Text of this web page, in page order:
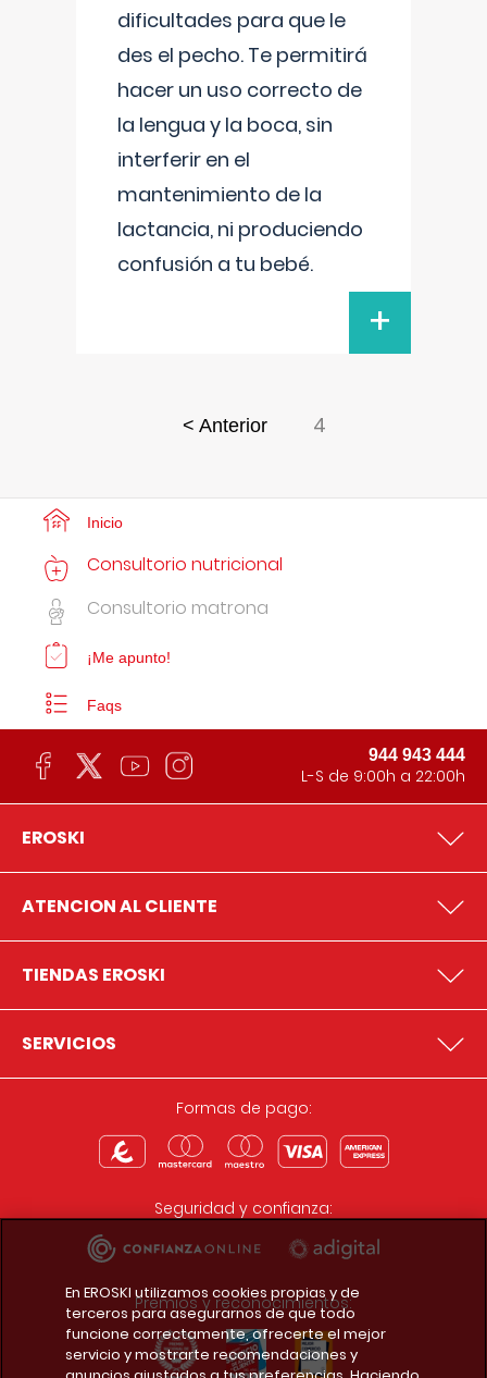
dificultades para que le
des el pecho. Te permitirá
hacer un uso correcto de
la lengua y la boca, sin
interferir en el
mantenimiento de la
lactancia, ni produciendo
confusión a tu bebé.
+
< Anterior 4
Inicio
Consultorio nutricional
Consultorio matrona
¡Me apunto!
Faqs
944 943 444
L-S de 9:00h a 22:00h
EROSKI
ATENCION AL CLIENTE
TIENDAS EROSKI
SERVICIOS
Formas de pago:
Seguridad y confianza:
Premios y reconocimientos:
En EROSKI utilizamos cookies propias y de
terceros para asegurarnos de que todo
funcione correctamente, ofrecerte el mejor
servicio y mostrarte recomendaciones y